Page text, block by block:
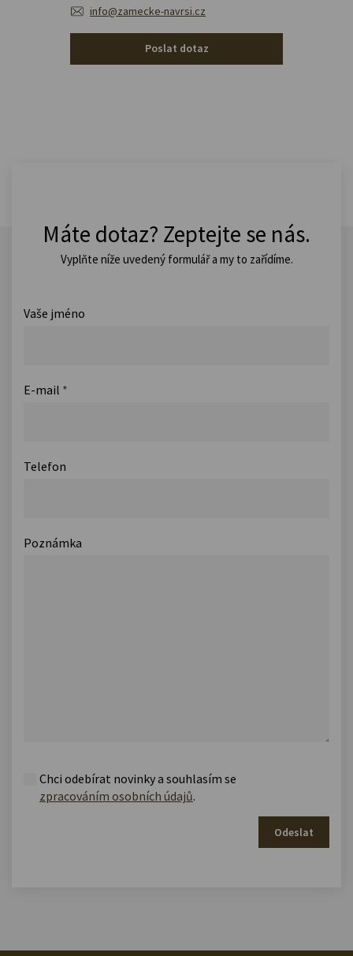
info@zamecke-navrsi.cz
Poslat dotaz
Máte dotaz? Zeptejte se nás.
Vyplňte níže uvedený formulář a my to zařídíme.
Vaše jméno
E-mail *
Telefon
Poznámka
Chci odebírat novinky a souhlasím se
zpracováním osobních údajů.
Odeslat